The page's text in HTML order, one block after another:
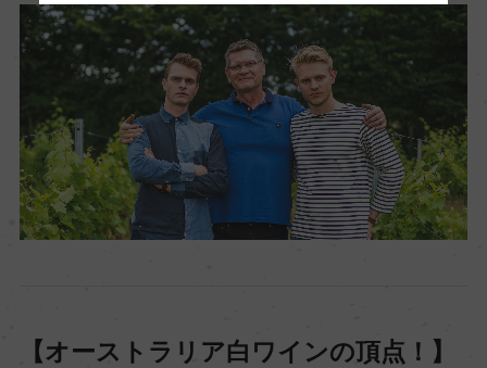
【オーストラリア白ワインの頂点！】